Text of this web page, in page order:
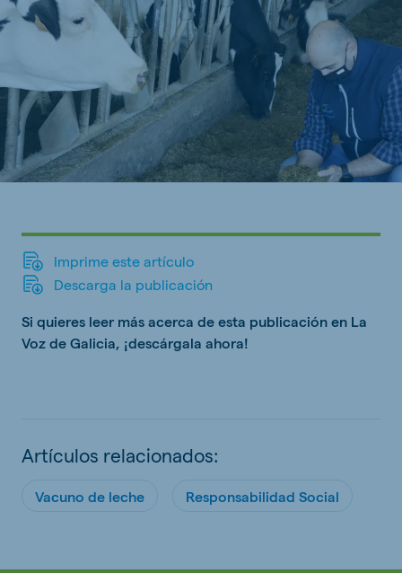
Imprime este artículo
Descarga la publicación
Si quieres leer más acerca de esta publicación en La
Voz de Galicia, ¡descárgala ahora!
Artículos relacionados:
Vacuno de leche Responsabilidad Social